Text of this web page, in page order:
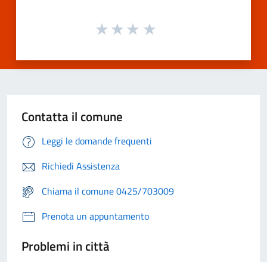
Contatta il comune
Leggi le domande frequenti
Richiedi Assistenza
Chiama il comune 0425/703009
Prenota un appuntamento
Problemi in città